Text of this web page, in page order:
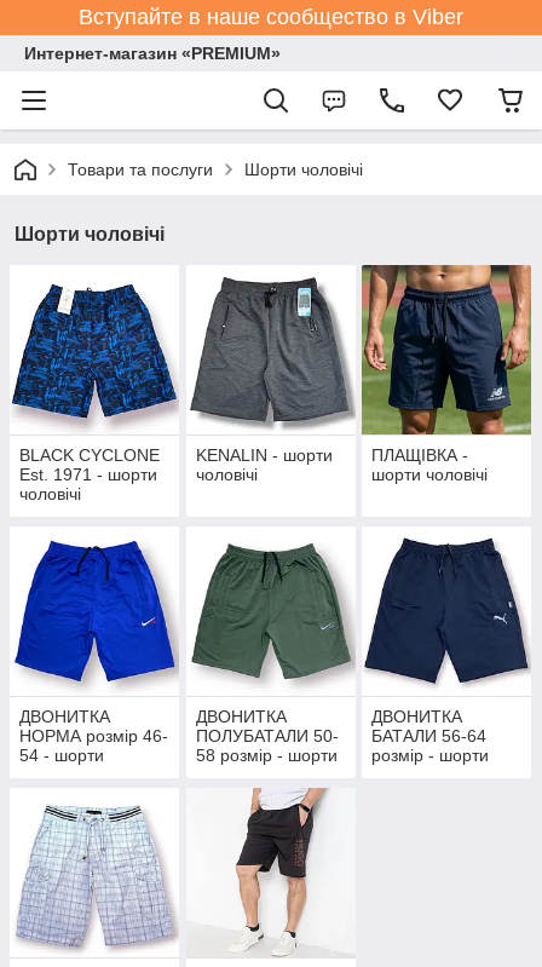
Вступайте в наше сообщество в Viber
Интернет-магазин «PREMIUM»
Товари та послуги Шорти чоловічі
Шорти чоловічі
BLACK CYCLONE
Est. 1971 - шорти
чоловічі
KENALIN - шорти
чоловічі
ПЛАЩІВКА -
шорти чоловічі
ДВОНИТКА
НОРМА розмір 46-
54 - шорти
ДВОНИТКА
ПОЛУБАТАЛИ 50-
58 розмір - шорти
ДВОНИТКА
БАТАЛИ 56-64
розмір - шорти